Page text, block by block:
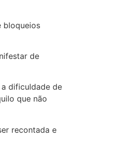
bloqueios
de
dificuldade de
que não
recontada e